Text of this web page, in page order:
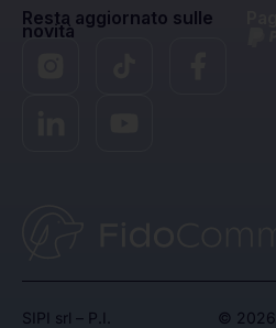
Resta aggiornato sulle
novità
SIPI srl – P.I.
© 2026